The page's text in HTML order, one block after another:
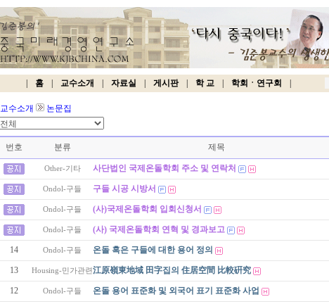
홈 교수소개 자료실 게시판 학 교 학회ㆍ연구회
교수소개
논문집
번호 분류 제목
Other-기타 사단법인 국제온돌학회 주소 및 연락처
Ondol-구들 구들 시공 시방서
Ondol-구들 (사)국제온돌학회 입회신청서
Ondol-구들 (사) 국제온돌학회 연혁 및 경과보고
14 Ondol-구들 온돌 혹은 구들에 대한 용어 정의
13 Housing-민가관련江原嶺東地域 田字집의 住居空間 比較硏究
12 Ondol-구들 온돌 용어 표준화 및 외국어 표기 표준화 사업